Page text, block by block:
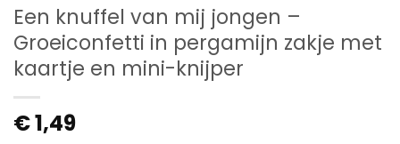
Een knuffel van mij jongen –
Groeiconfetti in pergamijn zakje met
kaartje en mini-knijper
€1,49